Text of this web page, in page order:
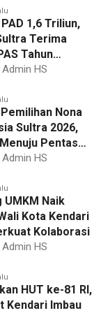
1,6 Triliun,
Terima
Tahun
2027
Admin HS
Nona
Sultra 2026,
Pentas
Admin HS
UMKM Naik
Kota Kendari
Kolaborasi
Admin HS
HUT ke-81 RI,
Kendari Imbau